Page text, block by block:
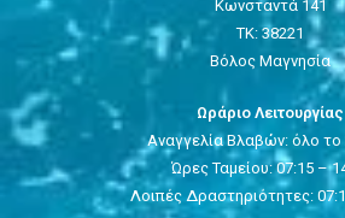
Κωνσταντά 141
ΤΚ: 38221
Βόλος Μαγνησία
Ωράριο Λειτουργίας
Αναγγελία Βλαβών: όλο
Ώρες Ταμείου: 07:15 –
Λοιπές Δραστηριότητες: